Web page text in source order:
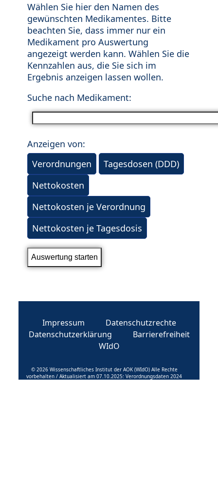
Wählen Sie hier den Namen des
gewünschten Medikamentes. Bitte
beachten Sie, dass immer nur ein
Medikament pro Auswertung
angezeigt werden kann. Wählen Sie die
Kennzahlen aus, die Sie sich im
Ergebnis anzeigen lassen wollen.
Suche nach Medikament:
Anzeigen von:
Verordnungen
Tagesdosen (DDD)
Nettokosten
Nettokosten je Verordnung
Nettokosten je Tagesdosis
Impressum
Datenschutzrechte
Datenschutzerklärung
Barrierefreiheit
WIdO
© 2026 Wissenschaftliches Institut der AOK (WIdO) Alle Rechte
vorbehalten / Aktualisiert am 07.10.2025: Verordnungsdaten 2024